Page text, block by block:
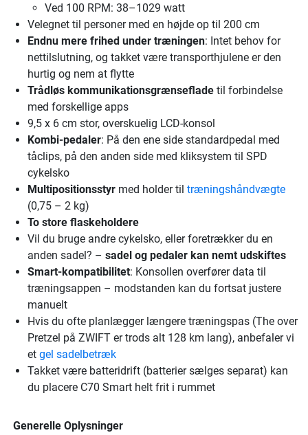
Ved 100 RPM: 38–1029 watt
Velegnet til personer med en højde op til 200 cm
Endnu mere frihed under træningen: Intet behov for
nettilslutning, og takket være transporthjulene er den
hurtig og nem at flytte
Trådløs kommunikationsgrænseflade til forbindelse
med forskellige apps
9,5 x 6 cm stor, overskuelig LCD-konsol
Kombi-pedaler: På den ene side standardpedal med
tåclips, på den anden side med kliksystem til SPD
cykelsko
Multipositionsstyr med holder til træningshåndvægte
(0,75 – 2 kg)
To store flaskeholdere
Vil du bruge andre cykelsko, eller foretrækker du en
anden sadel? – sadel og pedaler kan nemt udskiftes
Smart-kompatibilitet: Konsollen overfører data til
træningsappen – modstanden kan du fortsat justere
manuelt
Hvis du ofte planlægger længere træningspas (The over
Pretzel på ZWIFT er trods alt 128 km lang), anbefaler vi
et gel sadelbetræk
Takket være batteridrift (batterier sælges separat) kan
du placere C70 Smart helt frit i rummet
Generelle Oplysninger